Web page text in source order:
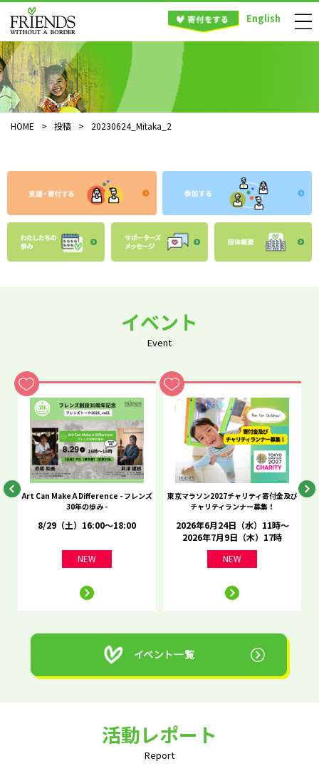
English
HOME > 投稿 > 20230624_Mitaka_2
イベント
Event
Art Can Make A Difference - フレンズ
30年の歩み -
8/29（土）16:00～18:00
NEW
東京マラソン2027チャリティ寄付金及び
チャリティランナー募集！
2026年6月24日（水）11時～
2026年7月9日（木）17時
NEW
活動レポート
Report